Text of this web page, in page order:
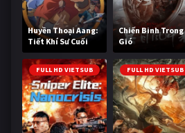
Huyền Thoại Aang:
Tiết Khí Sư Cuối
Cùng
Chiến Binh Trong
Gió
FULL HD VIETSUB FULL HD VIETSUB